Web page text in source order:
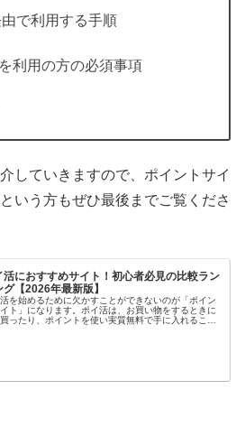
で利用する手順
利用の方の必須事項
していきますので、ポイントサイ
いう方もぜひ最後までご覧くださ
活におすすめサイト！初心者必見の比較ラン
グ【2026年最新版】
を始めるために欠かすことができないのが「ポイン
イト」になります。ポイ活は、お買い物をするときに
ったり、ポイントを使い実質無料で手に入れること